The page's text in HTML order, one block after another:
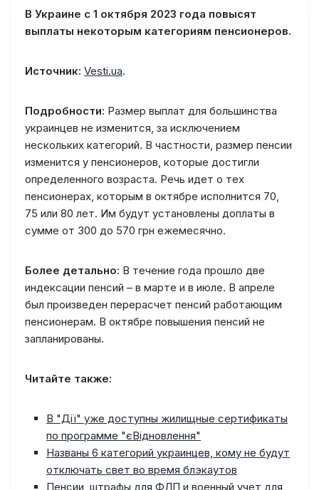
В Украине с 1 октября 2023 года повысят
выплаты некоторым категориям пенсионеров.
Источник: Vesti.ua.
Подробности: Размер выплат для большинства
украинцев не изменится, за исключением
нескольких категорий. В частности, размер пенсии
изменится у пенсионеров, которые достигли
определенного возраста. Речь идет о тех
пенсионерах, которым в октябре исполнится 70,
75 или 80 лет. Им будут установлены доплаты в
сумме от 300 до 570 грн ежемесячно.
Более детально: В течение года прошло две
индексации пенсий – в марте и в июле. В апреле
был произведен перерасчет пенсий работающим
пенсионерам. В октябре повышения пенсий не
запланированы.
Читайте также:
В "Дії" уже доступны жилищные сертификаты
по программе "єВідновлення"
Названы 6 категорий украинцев, кому не будут
отключать свет во время блэкаутов
Пенсии, штрафы для ФЛП и военный учет для